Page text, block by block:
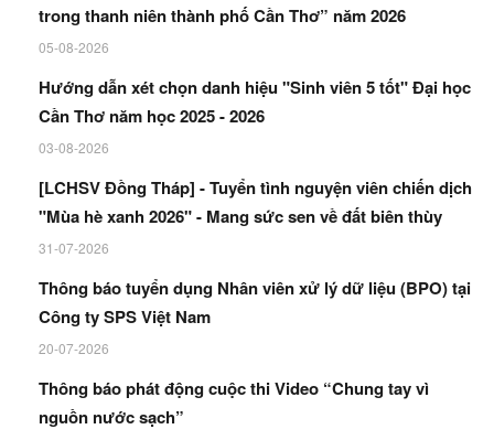
trong thanh niên thành phố Cần Thơ” năm 2026
05-08-2026
Hướng dẫn xét chọn danh hiệu "Sinh viên 5 tốt" Đại học
Cần Thơ năm học 2025 - 2026
03-08-2026
[LCHSV Đồng Tháp] - Tuyển tình nguyện viên chiến dịch
"Mùa hè xanh 2026" - Mang sức sen về đất biên thùy
31-07-2026
Thông báo tuyển dụng Nhân viên xử lý dữ liệu (BPO) tại
Công ty SPS Việt Nam
20-07-2026
Thông báo phát động cuộc thi Video “Chung tay vì
nguồn nước sạch”